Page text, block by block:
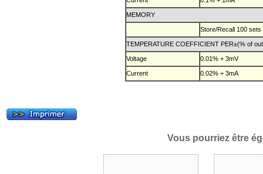
MEMORY
Store/Recall 100 sets
TEMPERATURE COEFFICIENT PER±(% of
Voltage 0.01% + 3mV
Current 0.02% + 3mA
Vous pourriez être